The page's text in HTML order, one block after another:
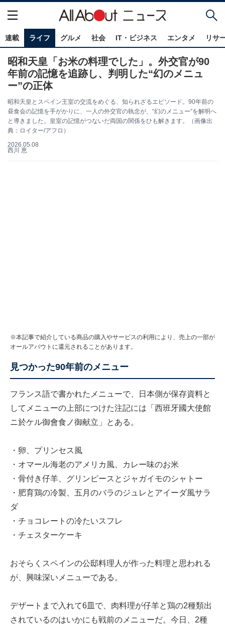
連載 ライフ グルメ 社会 IT・ビジネス エンタメ リサ
昭和天皇「お米の料理でした」。外交官が90
年前の記憶を追跡し、判明した“幻のメニュ
ー”の正体
昭和天皇とスペイン王室の交流をめぐる、知られざるエピソード。90年前の
昼食会の記憶を手がかりに、一人の外交官の執念が、“幻のメニュー”を解明へ
と導きました。皇室の記憶がつないだ両国の関係をひも解きます。（画像出
典：ロイター/アフロ）
2026.05.08
西川 恵
※本記事で紹介している商品の購入やサービスの利用により、売上の一部が
オールアバウトに還元されることがあります。
見つかった90年前のメニュー
フランス語で書かれたメニューで、日本側が保存資料と
してメニューの上部につけた注記には「西班牙國大使館
ニ於ケル御會食ノ御献立」とある。
・卵、プリンセス風
・オマール海老のアメリカ風、カレー味のお米
・骨付き仔羊、グリンピースとジャガイモのシャトー
・肥育鶏の冷製、五月のバラのジュレとアイーダ風サラ
ダ
・チョコレートの冷たいスフレ
・チェスターケーキ
おそらくスペインの公邸料理人が作った料理と思われる
が、興味深いメニューである。
デザートまで入れて6皿で、肉料理が仔羊と鶏の2種類出
されているのはいかにも戦前のメニューだ。今日、2種